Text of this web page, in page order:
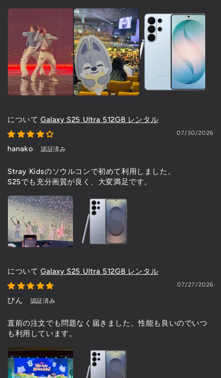
Galaxy S25 Ultra 512GB レンタル
07/30/2026
hanako
Stray Kidsのソウルコンで初めて利用しました。
S25でも充分画質が良く、大変満足です。
Galaxy S25 Ultra 512GB レンタル
07/27/2026
びん
直前の注文でも問題なく届きました。性能も良いのでいつ
も利用しています。